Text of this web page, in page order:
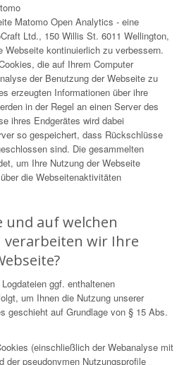
Matomo Open Analytics - eine
Ltd., 150 Willis St. 6011 Wellington,
Webseite kontinuierlich zu verbessern.
die auf Ihrem Computer
der Benutzung der Webseite zu
erzeugten Informationen über ihre
in der Regel an einen Server des
ihres Endgerätes wird dabei
so gespeichert, dass Rückschlüsse
sind. Die gesammelten
um Ihre Nutzung der Webseite
die Webseitenaktivitäten
und auf welchen
verarbeiten wir Ihre
ggf. enthaltenen
um Ihnen die Nutzung unserer
geschieht auf Grundlage von § 15 Abs.
(einschließlich der Webanalyse mit
der pseudonymen Nutzungsprofile